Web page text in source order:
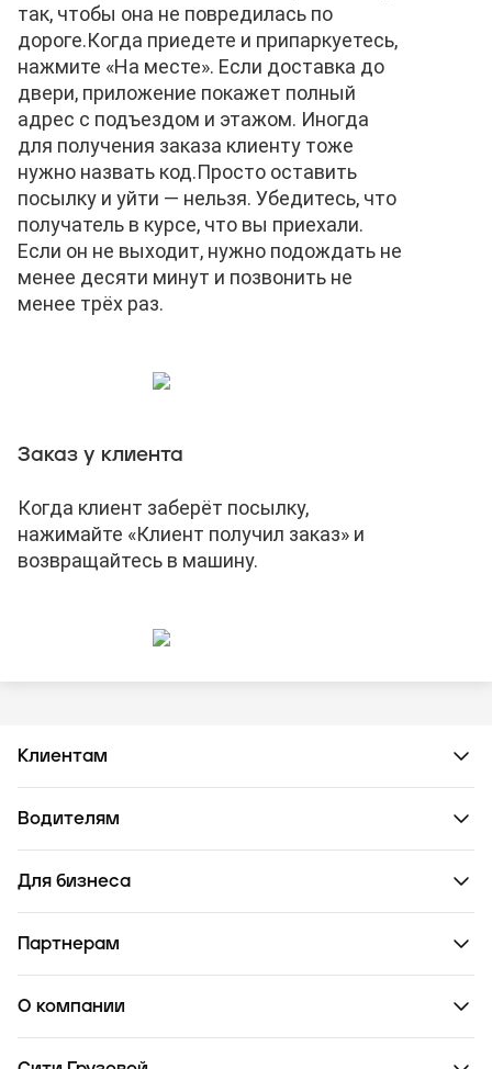
так, чтобы она не повредилась по
дороге.Когда приедете и припаркуетесь,
нажмите «На месте». Если доставка до
двери, приложение покажет полный
адрес с подъездом и этажом. Иногда
для получения заказа клиенту тоже
нужно назвать код.Просто оставить
посылку и уйти — нельзя. Убедитесь, что
получатель в курсе, что вы приехали.
Если он не выходит, нужно подождать не
менее десяти минут и позвонить не
менее трёх раз.
Заказ у клиента
Когда клиент заберёт посылку,
нажимайте «Клиент получил заказ» и
возвращайтесь в машину.
Клиентам
Водителям
Для бизнеса
Партнерам
О компании